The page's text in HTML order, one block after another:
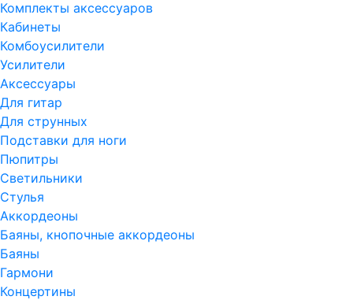
Комплекты аксессуаров
Кабинеты
Комбоусилители
Усилители
Аксессуары
Для гитар
Для струнных
Подставки для ноги
Пюпитры
Светильники
Стулья
Аккордеоны
Баяны, кнопочные аккордеоны
Баяны
Гармони
Концертины